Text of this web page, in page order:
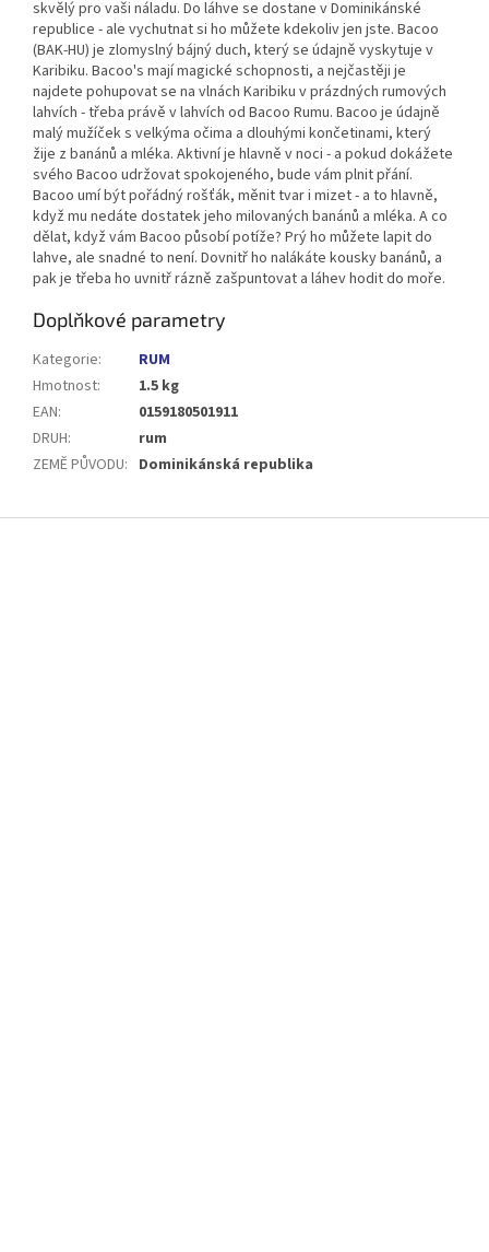
skvělý pro vaši náladu. Do láhve se dostane v Dominikánské
republice - ale vychutnat si ho můžete kdekoliv jen jste. Bacoo
(BAK-HU) je zlomyslný bájný duch, který se údajně vyskytuje v
Karibiku. Bacoo's mají magické schopnosti, a nejčastěji je
najdete pohupovat se na vlnách Karibiku v prázdných rumových
lahvích - třeba právě v lahvích od Bacoo Rumu. Bacoo je údajně
malý mužíček s velkýma očima a dlouhými končetinami, který
žije z banánů a mléka. Aktivní je hlavně v noci - a pokud dokážete
svého Bacoo udržovat spokojeného, bude vám plnit přání.
Bacoo umí být pořádný rošťák, měnit tvar i mizet - a to hlavně,
když mu nedáte dostatek jeho milovaných banánů a mléka. A co
dělat, když vám Bacoo působí potíže? Prý ho můžete lapit do
lahve, ale snadné to není. Dovnitř ho nalákáte kousky banánů, a
pak je třeba ho uvnitř rázně zašpuntovat a láhev hodit do moře.
Doplňkové parametry
Kategorie:
RUM
Hmotnost:
1.5 kg
EAN:
0159180501911
DRUH:
rum
ZEMĚ PŮVODU: Dominikánská republika